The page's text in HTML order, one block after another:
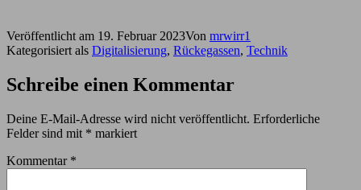
Veröffentlicht am 19. Februar 2023Von mrwirr1
Kategorisiert als Digitalisierung, Rückegassen, Technik
Schreibe einen Kommentar
Deine E-Mail-Adresse wird nicht veröffentlicht. Erforderliche
Felder sind mit * markiert
Kommentar *